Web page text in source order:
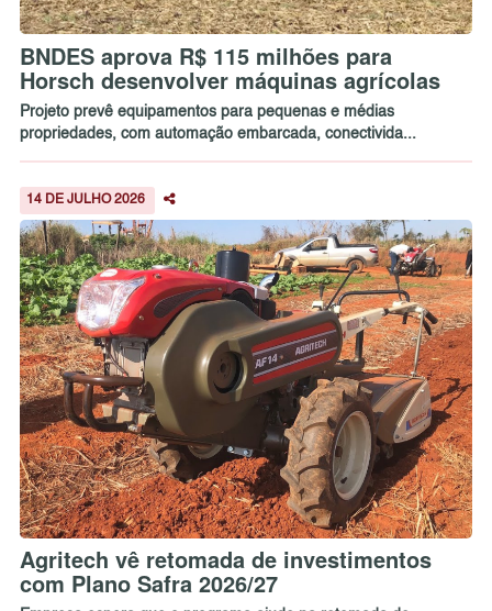
BNDES aprova R$ 115 milhões para
Horsch desenvolver máquinas agrícolas
Projeto prevê equipamentos para pequenas e médias
propriedades, com automação embarcada, conectivida...
14 DE JULHO 2026
Agritech vê retomada de investimentos
com Plano Safra 2026/27